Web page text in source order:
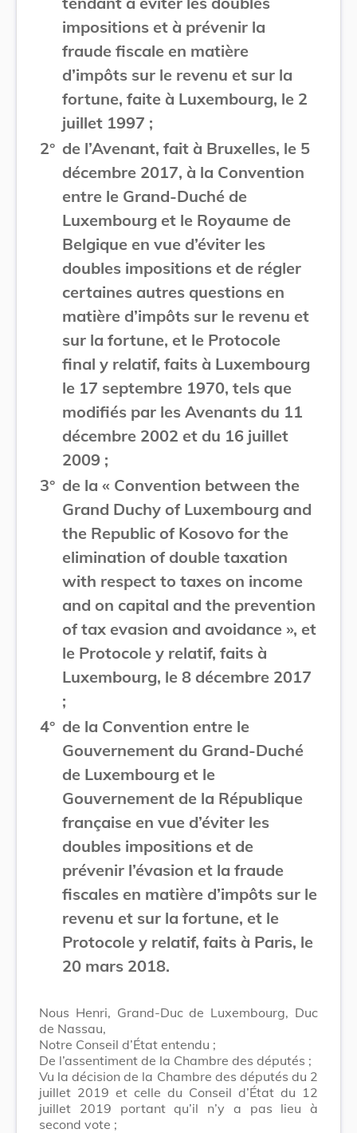
impositions et à prévenir la
fraude fiscale en matière
d’impôts sur le revenu et sur la
fortune, faite à Luxembourg, le 2
juillet 1997 ;
2° de l’Avenant, fait à Bruxelles, le 5
décembre 2017, à la Convention
entre le Grand-Duché de
Luxembourg et le Royaume de
Belgique en vue d’éviter les
doubles impositions et de régler
certaines autres questions en
matière d’impôts sur le revenu et
sur la fortune, et le Protocole
final y relatif, faits à Luxembourg
le 17 septembre 1970, tels que
modifiés par les Avenants du 11
décembre 2002 et du 16 juillet
2009 ;
3° de la « Convention between the
Grand Duchy of Luxembourg and
the Republic of Kosovo for the
elimination of double taxation
with respect to taxes on income
and on capital and the prevention
of tax evasion and avoidance », et
le Protocole y relatif, faits à
Luxembourg, le 8 décembre 2017
;
4° de la Convention entre le
Gouvernement du Grand-Duché
de Luxembourg et le
Gouvernement de la République
française en vue d’éviter les
doubles impositions et de
prévenir l’évasion et la fraude
fiscales en matière d’impôts sur le
revenu et sur la fortune, et le
Protocole y relatif, faits à Paris, le
20 mars 2018.
Nous Henri, Grand-Duc de Luxembourg, Duc
de Nassau,
Notre Conseil d’État entendu ;
De l’assentiment de la Chambre des députés ;
Vu la décision de la Chambre des députés du 2
juillet 2019 et celle du Conseil d’État du 12
juillet 2019 portant qu’il n’y a pas lieu à
second vote ;